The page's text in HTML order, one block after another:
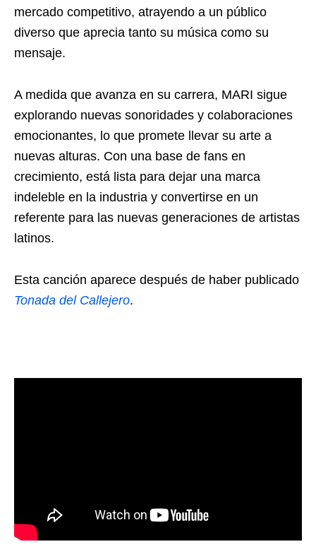
mercado competitivo, atrayendo a un público
diverso que aprecia tanto su música como su
mensaje.
A medida que avanza en su carrera, MARI sigue
explorando nuevas sonoridades y colaboraciones
emocionantes, lo que promete llevar su arte a
nuevas alturas. Con una base de fans en
crecimiento, está lista para dejar una marca
indeleble en la industria y convertirse en un
referente para las nuevas generaciones de artistas
latinos.
Esta canción aparece después de haber publicado
Tonada del Callejero.